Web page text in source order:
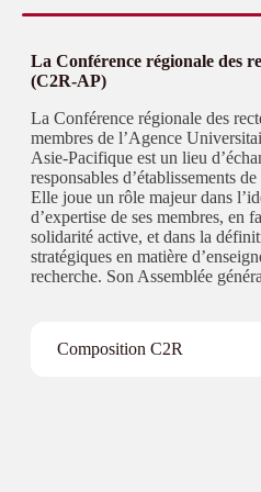
La Conférence régionale des
(C2R-AP)
La Conférence régionale des
membres de l’Agence
Asie-Pacifique est un lieu
responsables d’établissements
Elle joue un rôle majeur dans
d’expertise de ses membres, en
solidarité active, et dans la
stratégiques en matière
recherche. Son Assemblée
Composition C2R